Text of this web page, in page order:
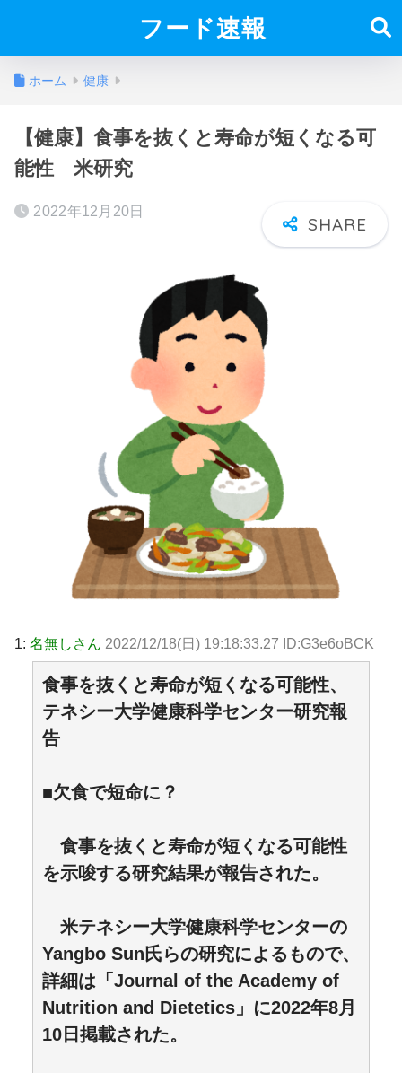
フード速報
ホーム 健康
【健康】食事を抜くと寿命が短くなる可
能性 米研究
2022年12月20日
1: 名無しさん 2022/12/18(日) 19:18:33.27 ID:G3e6oBCK
食事を抜くと寿命が短くなる可能性、
テネシー大学健康科学センター研究報
告
■欠食で短命に？
食事を抜くと寿命が短くなる可能性
を示唆する研究結果が報告された。
米テネシー大学健康科学センターの
Yangbo Sun氏らの研究によるもので、
詳細は「Journal of the Academy of
Nutrition and Dietetics」に2022年8月
10日掲載された。